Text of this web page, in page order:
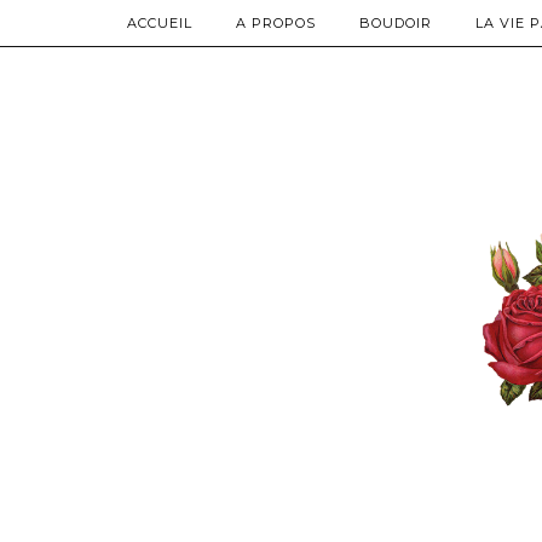
ACCUEIL A PROPOS BOUDOIR LA VIE